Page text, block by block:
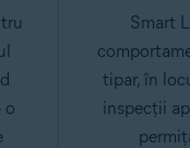
o
Smart
tipar, în
inspecții